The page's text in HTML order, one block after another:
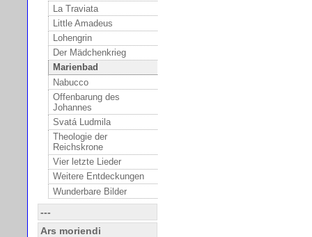
La Traviata
Little Amadeus
Lohengrin
Der Mädchenkrieg
Marienbad
Nabucco
Offenbarung des
Johannes
Svatá Ludmila
Theologie der
Reichskrone
Vier letzte Lieder
Weitere Entdeckungen
Wunderbare Bilder
---
Ars moriendi